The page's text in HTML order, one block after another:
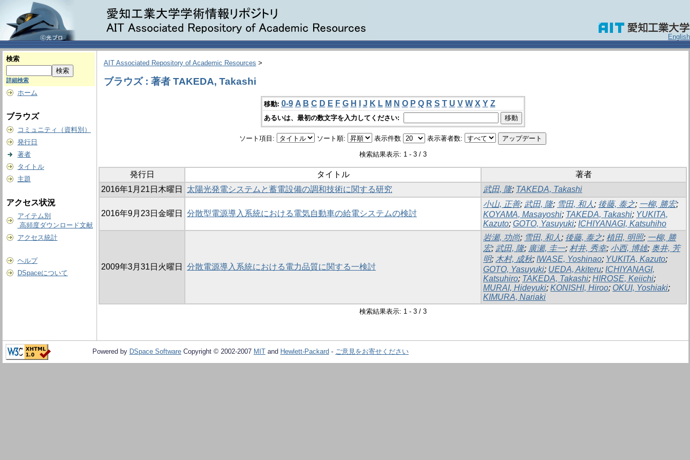
English
検索
詳細検索
ホーム
ブラウズ
コミュニティ（資料別）
発行日
著者
タイトル
主題
アクセス状況
アイテム別
高頻度ダウンロード文献
アクセス統計
ヘルプ
DSpaceについて
AIT Associated Repository of Academic Resources >
ブラウズ : 著者 TAKEDA, Takashi
移動: 0-9 A B C D E F G H J K L M N O P Q R S T U V W X Y Z
あるいは、最初の数文字を入力してください:
ソート項目: ソート順: 表示件数 表示著者数:
検索結果表示: 1 - 3 / 3
発行日 タイトル
著者
2016年1月21日木曜日
太陽光発電システムと蓄電設備の調和技術に関する研究 武田, 隆; TAKEDA, Takashi
2016年9月23日金曜日 分散型電源導入系統における電気自動車の給電システムの検討
小山, 正善; 武田, 隆; 雪田, 和人 ; 後藤, 泰之; 一柳, 勝宏;
KOYAMA, Masayoshi; TAKEDA, Takashi; YUKITA,
Kazuto; GOTO, Yasuyuki; ICHIYANAGI, Katsuhiho
2009年3月31日火曜日 分散電源導入系統における電力品質に関する一検討
岩瀬, 功尚; 雪田, 和人 ; 後藤, 泰之; 植田, 明照; 一柳, 勝
宏; 武田, 隆; 廣瀬, 圭一; 村井, 秀幸; 小西, 博雄; 奥井, 芳
明; 木村, 成秋; IWASE, Yoshinao; YUKITA, Kazuto;
GOTO, Yasuyuki; UEDA, Akiteru; ICHIYANAGI,
Katsuhiro; TAKEDA, Takashi; HIROSE, Keiichi;
MURAI, Hideyuki; KONISHI, Hiroo; OKUI, Yoshiaki;
KIMURA, Nariaki
検索結果表示: 1 - 3 / 3
Powered by DSpace Software Copyright © 2002-2007 MIT and Hewlett-Packard - ご意見をお寄せください